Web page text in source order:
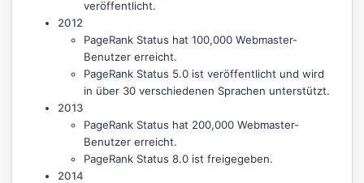
veröffentlicht.
2012
PageRank Status hat 100,000 Webmaster-
Benutzer erreicht.
PageRank Status 5.0 ist veröffentlicht und wird
in über 30 verschiedenen Sprachen unterstützt.
2013
PageRank Status hat 200,000 Webmaster-
Benutzer erreicht.
PageRank Status 8.0 ist freigegeben.
2014